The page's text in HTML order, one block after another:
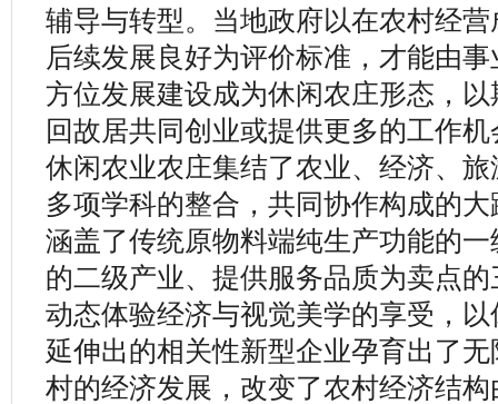
辅导与转型。当地政府以在农村经
后续发展良好为评价标准，才能由
方位发展建设成为休闲农庄形态，
回故居共同创业或提供更多的工作
休闲农业农庄集结了农业、经济、
多项学科的整合，共同协作构成的
涵盖了传统原物料端纯生产功能的
的二级产业、提供服务品质为卖点
动态体验经济与视觉美学的享受，
延伸出的相关性新型企业孕育出了
村的经济发展，改变了农村经济结